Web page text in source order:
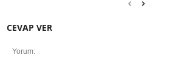
CEVAP VER